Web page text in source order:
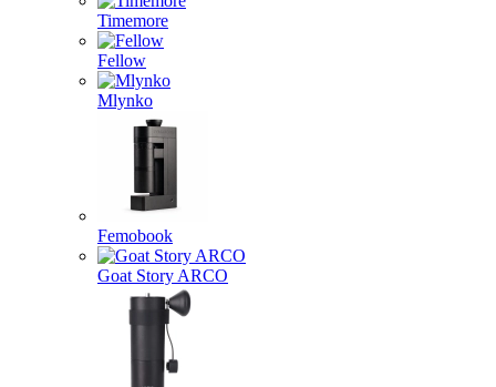
Timemore
Fellow
Mlynko
Femobook
Goat Story ARCO